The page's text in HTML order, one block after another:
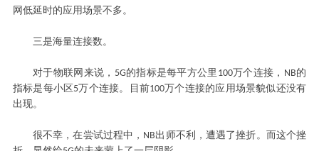
网低延时的应用场景不多。
三是海量连接数。
对于物联网来说， 5G的指标是每平方公里 100万个连接， NB的
指标是每小区 5万个连接。目前100万个连接的应用场景貌似还没有
出现。
很不幸，在尝试过程中， NB出师不利，遭遇了挫折。而这个挫